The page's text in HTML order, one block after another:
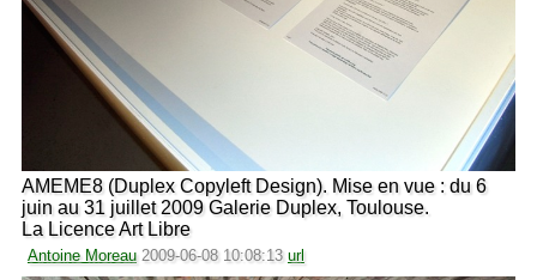
AMEME8 (Duplex Copyleft Design). Mise en vue : du 6
juin au 31 juillet 2009 Galerie Duplex, Toulouse.
La Licence Art Libre
Antoine Moreau 2009-06-08 10:08:13 url